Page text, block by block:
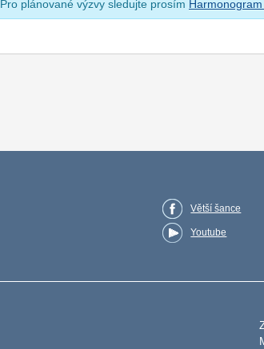
Pro plánované výzvy sledujte prosím
Větší šance
Youtube